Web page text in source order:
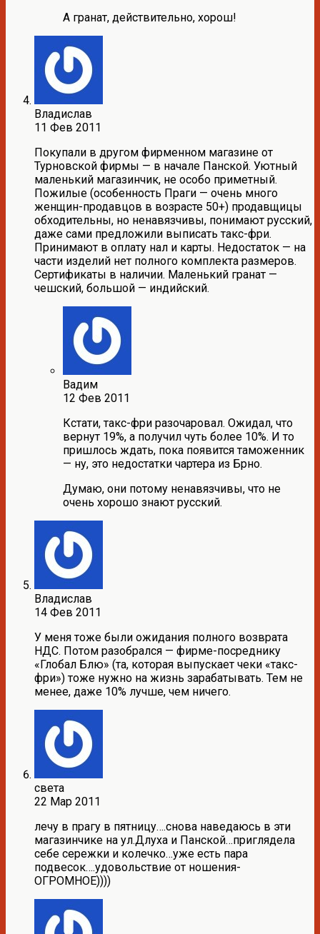
А гранат, действительно, хорош!
Владислав
11 Фев 2011
Покупали в другом фирменном магазине от
Турновской фирмы — в начале Панской. Уютный
маленький магазинчик, не особо приметный.
Пожилые (особенность Праги — очень много
женщин-продавцов в возрасте 50+) продавщицы
обходительны, но ненавязчивы, понимают русский,
даже сами предложили выписать такс-фри.
Принимают в оплату нал и карты. Недостаток — на
части изделий нет полного комплекта размеров.
Сертификаты в наличии. Маленький гранат —
чешский, большой — индийский.
Вадим
12 Фев 2011
Кстати, такс-фри разочаровал. Ожидал, что
вернут 19%, а получил чуть более 10%. И то
пришлось ждать, пока появится таможенник
— ну, это недостатки чартера из Брно.
Думаю, они потому ненавязчивы, что не
очень хорошо знают русский.
Владислав
14 Фев 2011
У меня тоже были ожидания полного возврата
НДС. Потом разобрался — фирме-посреднику
«Глобал Блю» (та, которая выпускает чеки «такс-
фри») тоже нужно на жизнь зарабатывать. Тем не
менее, даже 10% лучше, чем ничего.
света
22 Мар 2011
лечу в прагу в пятницу….снова наведаюсь в эти
магазинчике на ул.Длуха и Панской…приглядела
себе сережки и колечко…уже есть пара
подвесок….удовольствие от ношения-
ОГРОМНОЕ))))